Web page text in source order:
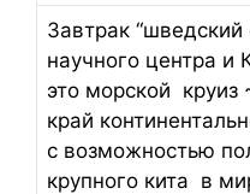
Завтрак
научного центра и
это морской круиз
край
с возможностью
крупного кита в